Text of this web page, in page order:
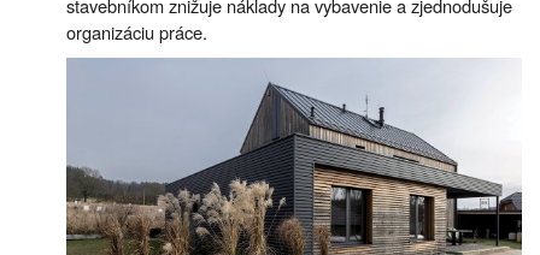
stavebníkom znižuje náklady na vybavenie a zjednodušuje
organizáciu práce.